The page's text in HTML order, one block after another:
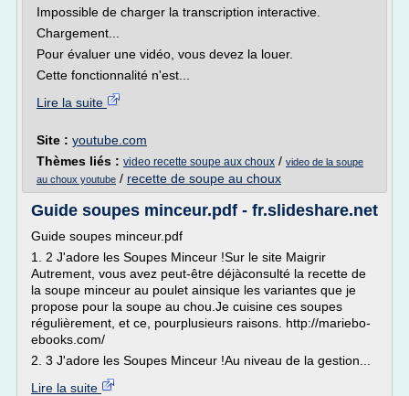
Impossible de charger la transcription interactive.
Chargement...
Pour évaluer une vidéo, vous devez la louer.
Cette fonctionnalité n'est...
Lire la suite
Site : youtube.com
Thèmes liés : video recette soupe aux choux / video de la soupe
au choux youtube / recette de soupe au choux
Guide soupes minceur.pdf - fr.slideshare.net
Guide soupes minceur.pdf
1. 2 J'adore les Soupes Minceur !Sur le site Maigrir
Autrement, vous avez peut-être déjàconsulté la recette de
la soupe minceur au poulet ainsique les variantes que je
propose pour la soupe au chou.Je cuisine ces soupes
régulièrement, et ce, pourplusieurs raisons. http://mariebo-
ebooks.com/
2. 3 J'adore les Soupes Minceur !Au niveau de la gestion...
Lire la suite